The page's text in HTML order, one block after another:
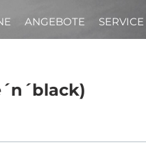
ANGEBOTE SERVICE